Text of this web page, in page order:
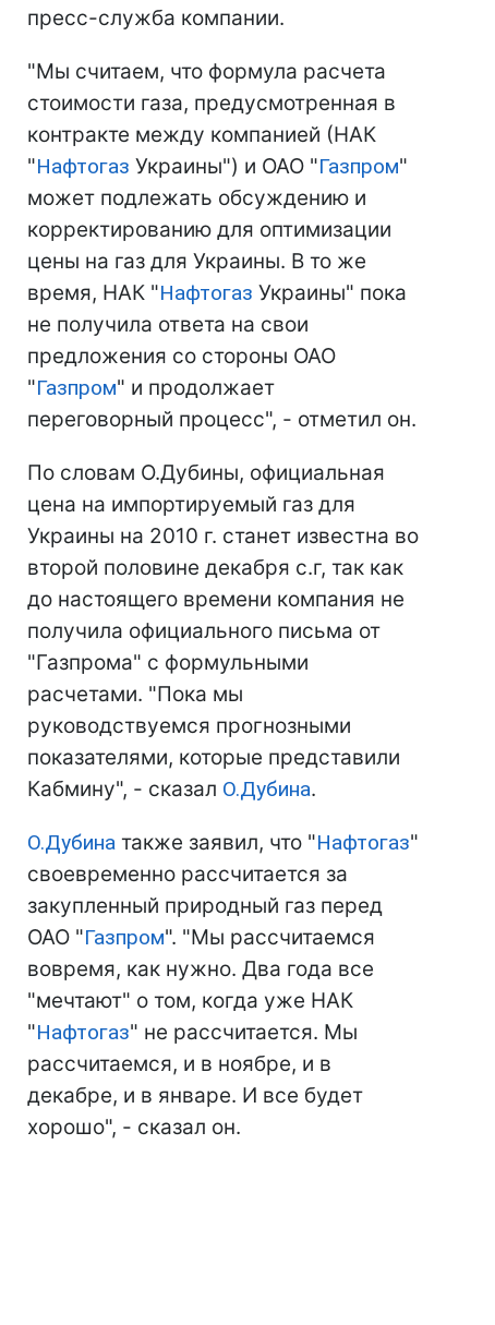
пресс-служба компании.
"Мы считаем, что формула расчета
стоимости газа, предусмотренная в
контракте между компанией (НАК
"Нафтогаз Украины") и ОАО "Газпром"
может подлежать обсуждению и
корректированию для оптимизации
цены на газ для Украины. В то же
время, НАК "Нафтогаз Украины" пока
не получила ответа на свои
предложения со стороны ОАО
"Газпром" и продолжает
переговорный процесс", - отметил он.
По словам О.Дубины, официальная
цена на импортируемый газ для
Украины на 2010 г. станет известна во
второй половине декабря с.г, так как
до настоящего времени компания не
получила официального письма от
"Газпрома" с формульными
расчетами. "Пока мы
руководствуемся прогнозными
показателями, которые представили
Кабмину", - сказал О.Дубина.
О.Дубина также заявил, что "Нафтогаз"
своевременно рассчитается за
закупленный природный газ перед
ОАО "Газпром". "Мы рассчитаемся
вовремя, как нужно. Два года все
"мечтают" о том, когда уже НАК
"Нафтогаз" не рассчитается. Мы
рассчитаемся, и в ноябре, и в
декабре, и в январе. И все будет
хорошо", - сказал он.